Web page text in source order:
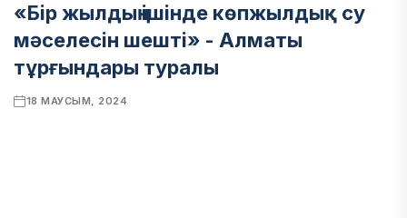
«Бір жылдың ішінде көпжылдық су
мәселесін шешті» - Алматы
тұрғындары туралы
18 МАУСЫМ, 2024